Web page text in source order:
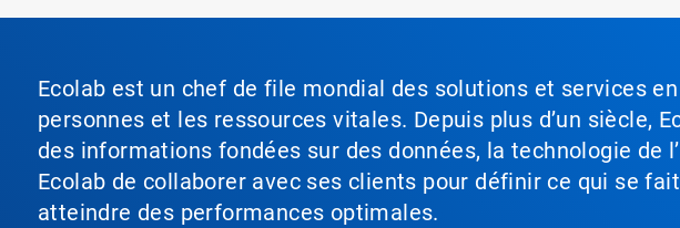
Ecolab est un chef de file mondial des solutions et services
personnes et les ressources vitales. Depuis plus d’un siècle,
des informations fondées sur des données, la technologie
Ecolab de collaborer avec ses clients pour définir ce qui se
atteindre des performances optimales.